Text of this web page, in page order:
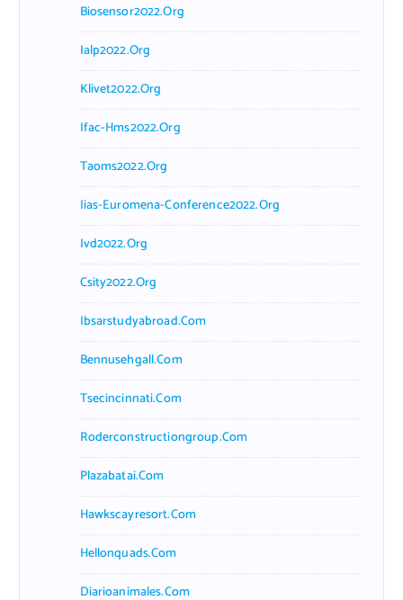
Biosensor2022.org
Ialp2022.org
Klivet2022.org
Ifac-Hms2022.org
Taoms2022.org
Iias-Euromena-Conference2022.org
Ivd2022.org
Csity2022.org
Ibsarstudyabroad.com
Bennusehgall.com
Tsecincinnati.com
Roderconstructiongroup.com
Plazabatai.com
Hawkscayresort.com
Hellonquads.com
Diarioanimales.com